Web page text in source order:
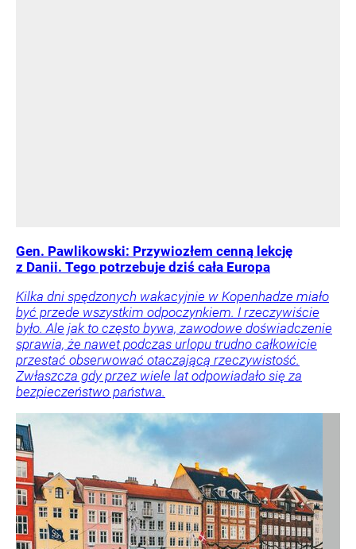
Gen. Pawlikowski: Przywiozłem cenną lekcję
z Danii. Tego potrzebuje dziś cała Europa
Kilka dni spędzonych wakacyjnie w Kopenhadze miało
być przede wszystkim odpoczynkiem. I rzeczywiście
było. Ale jak to często bywa, zawodowe doświadczenie
sprawia, że nawet podczas urlopu trudno całkowicie
przestać obserwować otaczającą rzeczywistość.
Zwłaszcza gdy przez wiele lat odpowiadało się za
bezpieczeństwo państwa.